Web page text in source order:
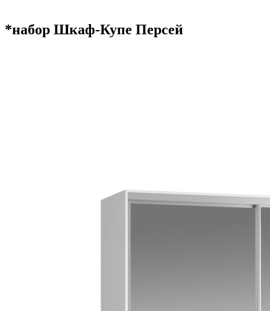
*набор Шкаф-Купе Персей